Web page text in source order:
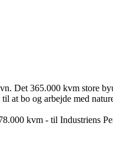
Det 365.000 kvm store
at bo og arbejde med
kvm - til Industriens